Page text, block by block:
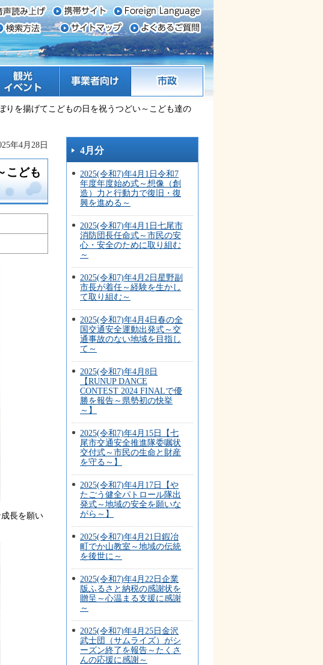
イベント 市政
りを揚げてこどもの日を祝うつどい～こども達の
年4月28日
こども
長を願い
4月分
2025(令和7)年4月1日令和7
年度年度始め式～想像（創
造）力と行動力で復旧・復
興を進める～
2025(令和7)年4月1日七尾市
消防団長任命式～市民の安
心・安全のために取り組む
～
2025(令和7)年4月2日星野副
市長が着任～経験を生かし
て取り組む～
2025(令和7)年4月4日春の全
国交通安全運動出発式～交
通事故のない地域を目指し
て～
2025(令和7)年4月8日
【RUNUP DANCE
CONTEST 2024 FINALで優
勝を報告～県勢初の快挙
～】
2025(令和7)年4月15日【七
尾市交通安全推進隊委嘱状
交付式～市民の生命と財産
を守る～】
2025(令和7)年4月17日【や
たごう健全パトロール隊出
発式～地域の安全を願いな
がら～】
2025(令和7)年4月21日鍜冶
町でか山教室～地域の伝統
を後世に～
2025(令和7)年4月22日企業
版ふるさと納税の感謝状を
贈呈～心温まる支援に感謝
～
2025(令和7)年4月25日金沢
武士団（サムライズ）がシ
ーズン終了を報告～たくさ
んの応援に感謝～